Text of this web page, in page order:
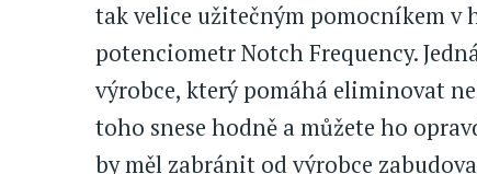
tak velice užitečným pomocníkem v
potenciometr Notch Frequency.
výrobce, který pomáhá eliminovat
toho snese hodně a můžete ho
by měl zabránit od výrobce